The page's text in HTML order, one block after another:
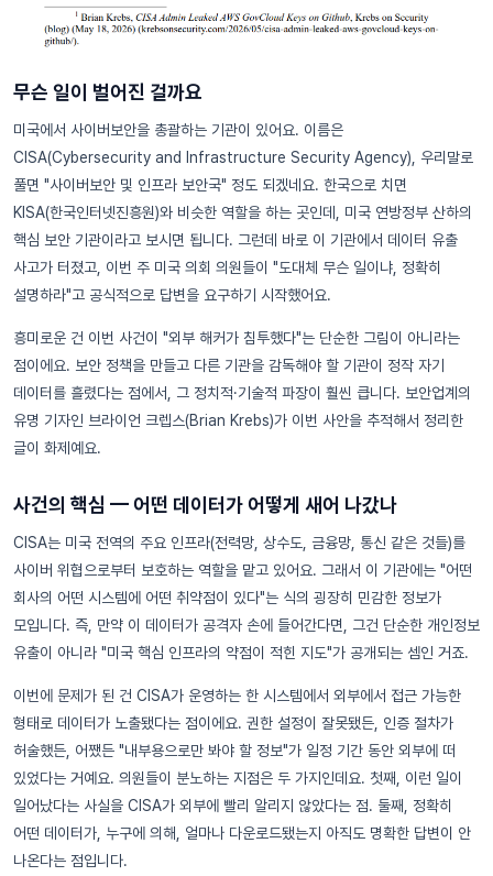
무슨 일이 벌어진 걸까요
미국에서 사이버보안을 총괄하는 기관이 있어요. 이름은
CISA(Cybersecurity and Infrastructure Security Agency), 우리말로
풀면 "사이버보안 및 인프라 보안국" 정도 되겠네요. 한국으로 치면
KISA(한국인터넷진흥원)와 비슷한 역할을 하는 곳인데, 미국 연방정부 산하의
핵심 보안 기관이라고 보시면 됩니다. 그런데 바로 이 기관에서 데이터 유출
사고가 터졌고, 이번 주 미국 의회 의원들이 "도대체 무슨 일이냐, 정확히
설명하라"고 공식적으로 답변을 요구하기 시작했어요.
흥미로운 건 이번 사건이 "외부 해커가 침투했다"는 단순한 그림이 아니라는
점이에요. 보안 정책을 만들고 다른 기관을 감독해야 할 기관이 정작 자기
데이터를 흘렸다는 점에서, 그 정치적·기술적 파장이 훨씬 큽니다. 보안업계의
유명 기자인 브라이언 크렙스(Brian Krebs)가 이번 사안을 추적해서 정리한
글이 화제예요.
사건의 핵심 — 어떤 데이터가 어떻게 새어 나갔나
CISA는 미국 전역의 주요 인프라(전력망, 상수도, 금융망, 통신 같은 것들)를
사이버 위협으로부터 보호하는 역할을 맡고 있어요. 그래서 이 기관에는 "어떤
회사의 어떤 시스템에 어떤 취약점이 있다"는 식의 굉장히 민감한 정보가
모입니다. 즉, 만약 이 데이터가 공격자 손에 들어간다면, 그건 단순한 개인정보
유출이 아니라 "미국 핵심 인프라의 약점이 적힌 지도"가 공개되는 셈인 거죠.
이번에 문제가 된 건 CISA가 운영하는 한 시스템에서 외부에서 접근 가능한
형태로 데이터가 노출됐다는 점이에요. 권한 설정이 잘못됐든, 인증 절차가
허술했든, 어쨌든 "내부용으로만 봐야 할 정보"가 일정 기간 동안 외부에 떠
있었다는 거예요. 의원들이 분노하는 지점은 두 가지인데요. 첫째, 이런 일이
일어났다는 사실을 CISA가 외부에 빨리 알리지 않았다는 점. 둘째, 정확히
어떤 데이터가, 누구에 의해, 얼마나 다운로드됐는지 아직도 명확한 답변이 안
나온다는 점입니다.